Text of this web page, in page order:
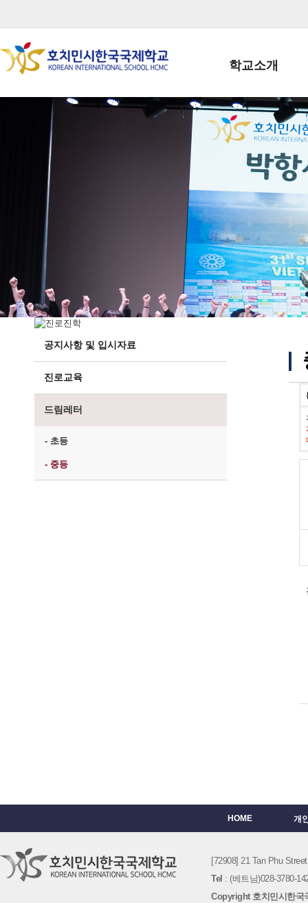
학교소개
학교장인사말
학생회장인사말
학교상징
학교 CI
교직원현황
학생현황
위치/전화
전경사진
공지사항 및 입시자료
진로교육
드림레터
- 초등
- 중등
HOME 개
[72908] 21 Tan Phu
Tel : (베트남)028-3780-
Copyright 호치민시한국